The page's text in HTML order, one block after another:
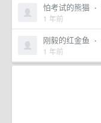
怕考试的熊猫 ·
1 年前
刚毅的红金鱼 ·
1 年前